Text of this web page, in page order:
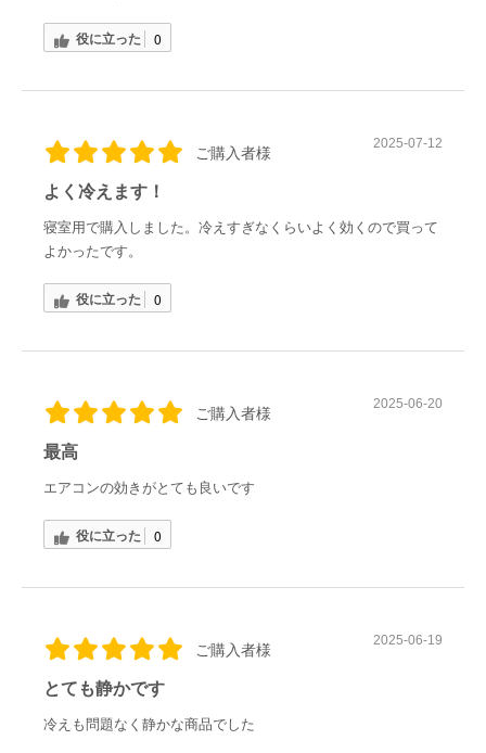
役に立った 0
ご購入者様
2025-07-12
よく冷えます！
寝室用で購入しました。冷えすぎなくらいよく効くので買って
よかったです。
役に立った 0
ご購入者様
2025-06-20
最高
エアコンの効きがとても良いです
役に立った 0
ご購入者様
2025-06-19
とても静かです
冷えも問題なく静かな商品でした